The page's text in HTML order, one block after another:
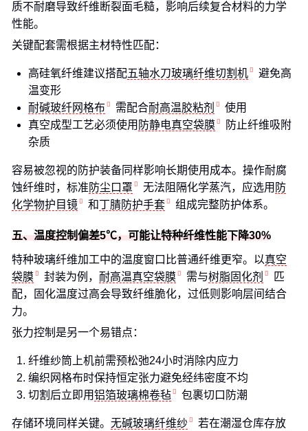
质不耐磨导致纤维断裂面毛糙，影响后续复合材料的力学
性能。
关键配套需根据主材特性匹配：
高硅氧纤维建议搭配五轴水刀玻璃纤维切割机
避免高
温变形
耐碱玻纤网格布
需配合耐高温胶粘剂
使用
真空成型工艺必须使用 防静电真空袋膜
防止纤维吸附
杂质
容易被忽视的防护装备同样影响长期使用成本。操作耐腐
蚀纤维时，标准 防尘口罩 无法阻隔化学蒸汽，应选用 防
化学物护目镜
和丁腈防护手套 组成完整防护体系。
五、温度控制偏差5℃，可能让特种纤维性能下降30%
特种玻璃纤维加工中的温度窗口比普通纤维更窄。以真空
袋膜
封装为例， 耐高温真空袋膜 需与树脂固化剂
匹
配，固化温度过高会导致纤维脆化，过低则影响层间结合
力。
张力控制是另一个易错点：
纤维纱筒上机前需预松弛24小时消除内应力
编织网格布时保持恒定张力避免经纬密度不均
切割后立即用铝箔玻璃棉卷毡 包裹切口防潮
存储环境同样关键。 无碱玻璃纤维纱
若在潮湿仓库存放